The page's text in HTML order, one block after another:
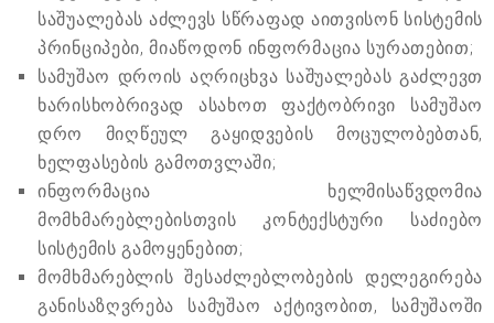
საშუალებას აძლევს სწრაფად აითვისონ სისტემის
პრინციპები, მიაწოდონ ინფორმაცია სურათებით;
სამუშაო დროის აღრიცხვა საშუალებას გაძლევთ
ხარისხობრივად ასახოთ ფაქტობრივი სამუშაო
დრო მიღწეულ გაყიდვების მოცულობებთან,
ხელფასების გამოთვლაში;
ინფორმაცია ხელმისაწვდომია
მომხმარებლებისთვის კონტექსტური საძიებო
სისტემის გამოყენებით;
მომხმარებლის შესაძლებლობების დელეგირება
განისაზღვრება სამუშაო აქტივობით, სამუშაოში